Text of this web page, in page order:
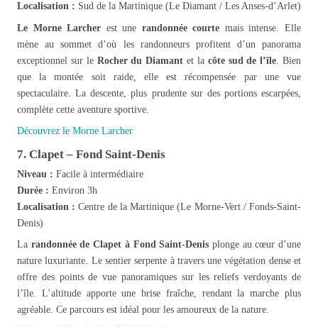
Localisation : Sud de la Martinique (Le Diamant / Les Anses-d’Arlet)
Le Morne Larcher est une randonnée courte mais intense. Elle
mène au sommet d’où les randonneurs profitent d’un panorama
exceptionnel sur le Rocher du Diamant et la côte sud de l’île . Bien
que la montée soit raide, elle est récompensée par une vue
spectaculaire. La descente, plus prudente sur des portions escarpées,
complète cette aventure sportive.
Découvrez le Morne Larcher
7. Clapet – Fond Saint-Denis
Niveau : Facile à intermédiaire
Durée : Environ 3h
Localisation : Centre de la Martinique (Le Morne-Vert / Fonds-Saint-
Denis)
La randonnée de Clapet à Fond Saint-Denis plonge au cœur d’une
nature luxuriante. Le sentier serpente à travers une végétation dense et
offre des points de vue panoramiques sur les reliefs verdoyants de
l’île. L’altitude apporte une brise fraîche, rendant la marche plus
agréable. Ce parcours est idéal pour les amoureux de la nature.